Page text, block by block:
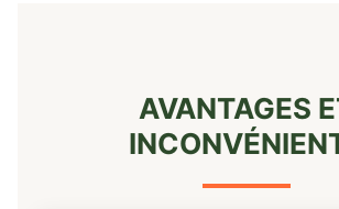
AVANTAGES